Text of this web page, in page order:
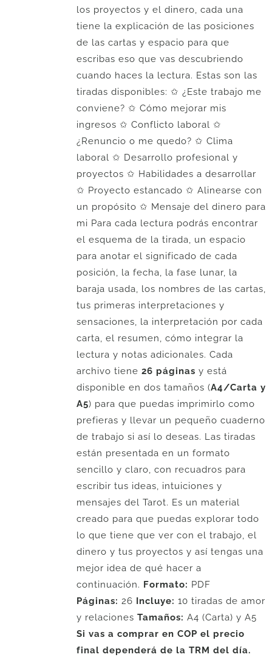
los proyectos y el dinero, cada una
tiene la explicación de las posiciones
de las cartas y espacio para que
escribas eso que vas descubriendo
cuando haces la lectura. Estas son las
tiradas disponibles: ✩ ¿Este trabajo me
conviene? ✩ Cómo mejorar mis
ingresos ✩ Conflicto laboral ✩
¿Renuncio o me quedo? ✩ Clima
laboral ✩ Desarrollo profesional y
proyectos ✩ Habilidades a desarrollar
✩ Proyecto estancado ✩ Alinearse con
un propósito ✩ Mensaje del dinero para
mi Para cada lectura podrás encontrar
el esquema de la tirada, un espacio
para anotar el significado de cada
posición, la fecha, la fase lunar, la
baraja usada, los nombres de las cartas,
tus primeras interpretaciones y
sensaciones, la interpretación por cada
carta, el resumen, cómo integrar la
lectura y notas adicionales. Cada
archivo tiene 26 páginas y está
disponible en dos tamaños (A4/Carta y
A5) para que puedas imprimirlo como
prefieras y llevar un pequeño cuaderno
de trabajo si así lo deseas. Las tiradas
están presentada en un formato
sencillo y claro, con recuadros para
escribir tus ideas, intuiciones y
mensajes del Tarot. Es un material
creado para que puedas explorar todo
lo que tiene que ver con el trabajo, el
dinero y tus proyectos y así tengas una
mejor idea de qué hacer a
continuación. Formato: PDF
Páginas: 26 Incluye: 10 tiradas de amor
y relaciones Tamaños: A4 (Carta) y A5
Si vas a comprar en COP el precio
final dependerá de la TRM del día.